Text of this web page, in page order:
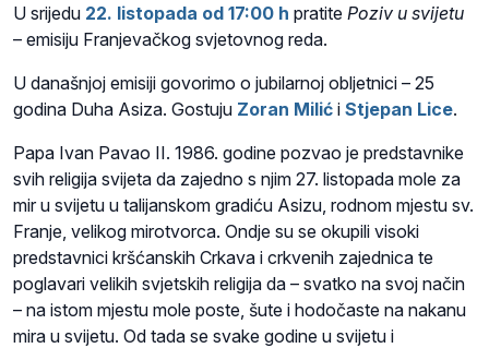
U srijedu 22. listopada od 17:00 h pratite Poziv u svijetu
– emisiju Franjevačkog svjetovnog reda.
U današnjoj emisiji govorimo o jubilarnoj obljetnici – 25
godina Duha Asiza. Gostuju Zoran Milić i Stjepan Lice.
Papa Ivan Pavao II. 1986. godine pozvao je predstavnike
svih religija svijeta da zajedno s njim 27. listopada mole za
mir u svijetu u talijanskom gradiću Asizu, rodnom mjestu sv.
Franje, velikog mirotvorca. Ondje su se okupili visoki
predstavnici kršćanskih Crkava i crkvenih zajednica te
poglavari velikih svjetskih religija da – svatko na svoj način
– na istom mjestu mole poste, šute i hodočaste na nakanu
mira u svijetu. Od tada se svake godine u svijetu i